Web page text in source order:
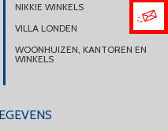
NIKKIE WINKELS
VILLA LONDEN
WOONHUIZEN, KANTOREN EN
WINKELS